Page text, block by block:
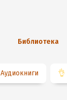
Библиотека
Аудиокниги 👌